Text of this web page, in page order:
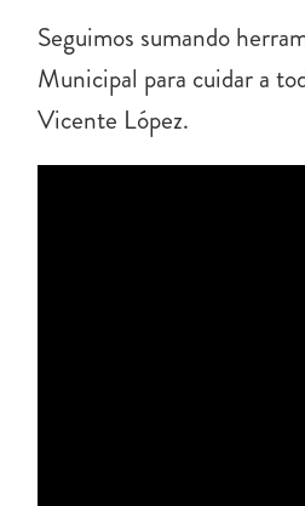
Seguimos sumando
Municipal para cuidar a
Vicente López.